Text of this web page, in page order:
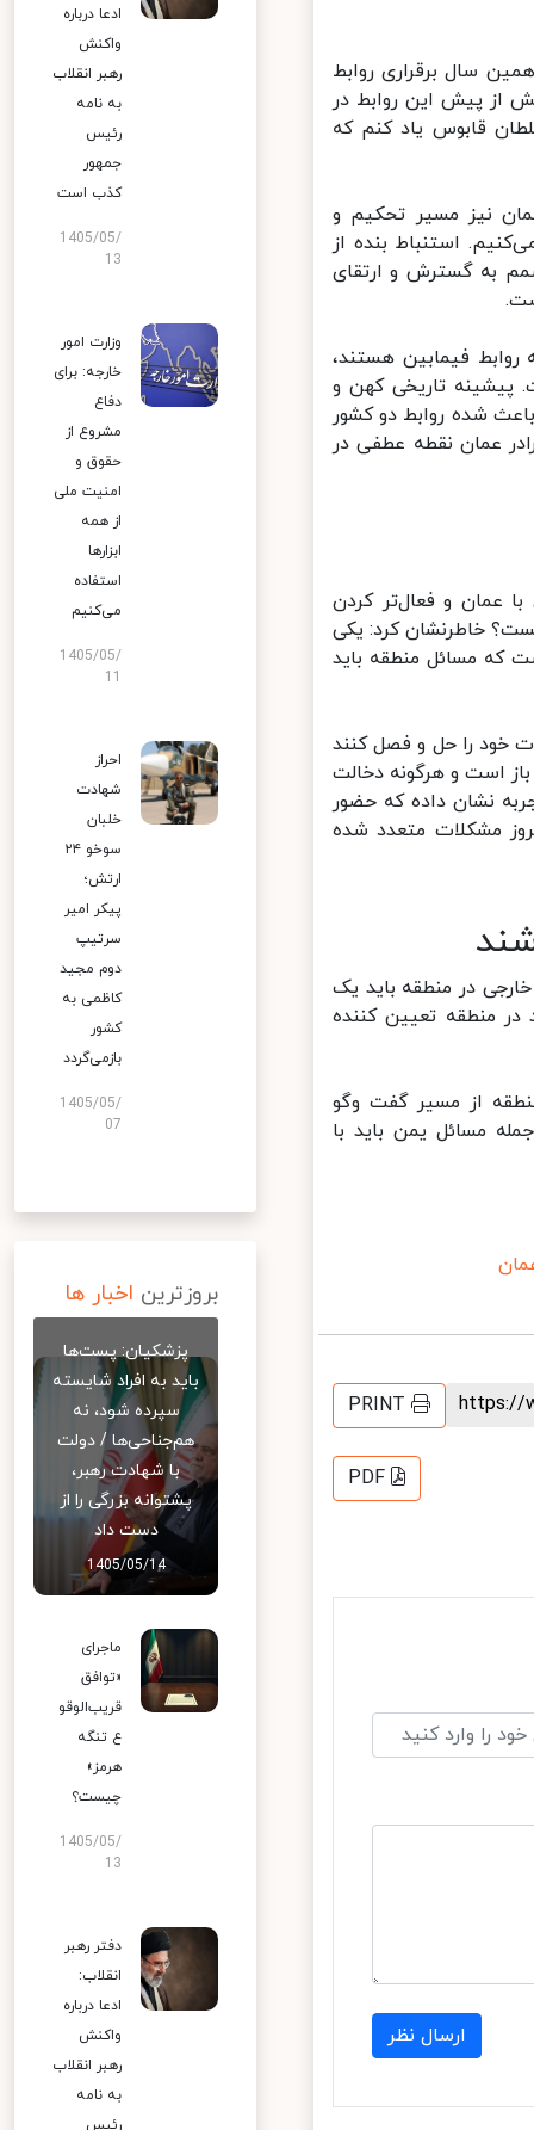
سال برقراری روابط
از پیش این روابط در
قابوس یاد کنم که
نیز مسیر تحکیم و
استنباط بنده از
به گسترش و ارتقای
فیمابین هستند،
تاریخی کهن و
شده روابط دو کشور
عمان نقطه عطفی در
عمان و فعال‌تر کردن
خاطرنشان کرد: یکی
مسائل منطقه باید
خود را حل و فصل کنند
است و هرگونه دخالت
نشان داده که حضور
مشکلات متعدد شده
در منطقه باید یک
منطقه تعیین کننده
از مسیر گفت وگو
مسائل یمن باید با
PRINT
PDF
ارسال نظر
ادعا درباره
واکنش
رهبر انقلاب
به نامه
رئیس
جمهور
کذب است
1405/05/
13
وزارت امور
خارجه: برای
دفاع
مشروع از
حقوق و
امنیت ملی
از همه
ابزارها
استفاده
می‌کنیم
1405/05/
احراز
شهادت
خلبان
سوخو ۲۴
ارتش؛
پیکر امیر
سرتیپ
دوم مجید
کاظمی به
کشور
بازمی‌گردد
1405/05/
07
بروزترین اخبار ها
پزشکیان: پست‌ها
باید به افراد شایسته
سپرده شود، نه
هم‌جناحی‌ها / دولت
با شهادت رهبر،
پشتوانه بزرگی را از
دست داد
1405/05/14
ماجرای
«توافق
قریب‌الوقو
ع تنگه
هرمز»
چیست؟
1405/05/
13
دفتر رهبر
انقلاب:
ادعا درباره
واکنش
رهبر انقلاب
به نامه
رئیس